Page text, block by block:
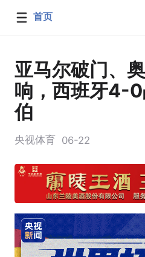
首页
亚马尔破门、
响，西班牙4-
伯
央视体育 06-22